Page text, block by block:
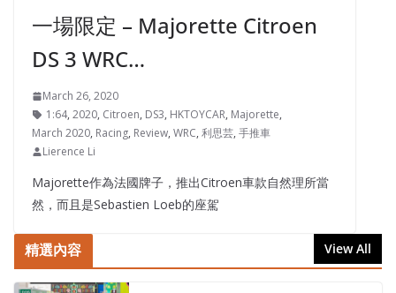
一場限定 – Majorette Citroen
DS 3 WRC…
March 26, 2020
1:64, 2020, Citroen, DS3, HKTOYCAR, Majorette,
March 2020, Racing, Review, WRC, 利思芸, 手推車
Lierence Li
Majorette作為法國牌子，推出Citroen車款自然理所當
然，而且是Sebastien Loeb的座駕
精選內容 View All